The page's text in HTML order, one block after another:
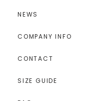
NEWS
COMPANY INFO
CONTACT
SIZE GUIDE